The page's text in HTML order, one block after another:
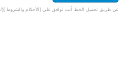
عن طريق تحميل الخط أنت توافق على [الأحكام والشروط ](/terms-and-conditions).